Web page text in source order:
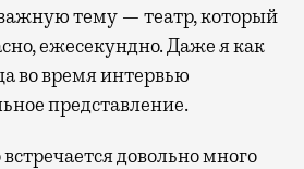
тему — театр, который
ежесекундно. Даже я как
во время интервью
представление.
довольно много